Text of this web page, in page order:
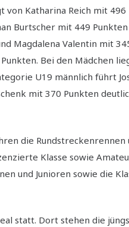
Katharina Reich mit
Burtscher mit 449
Magdalena Valentin mit
Bei den Mädchen
U19 männlich führt
mit 370 Punkten
die
Klasse sowie
und Junioren sowie die
statt. Dort stehen die